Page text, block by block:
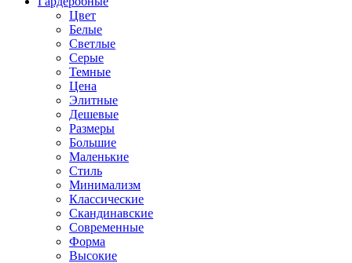
Цвет
Белые
Светлые
Серые
Темные
Цена
Элитные
Дешевые
Размеры
Большие
Маленькие
Стиль
Минимализм
Классические
Скандинавские
Современные
Форма
Высокие